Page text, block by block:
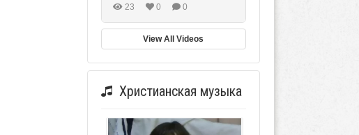
23 0 0
View All Videos
Христианская музыка